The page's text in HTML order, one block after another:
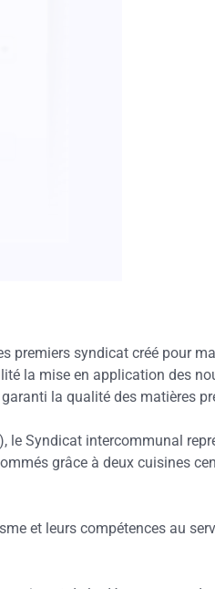
premiers syndicat créé pour
la mise en application des
la qualité des matières
Syndicat intercommunal
grâce à deux cuisines
et leurs compétences au